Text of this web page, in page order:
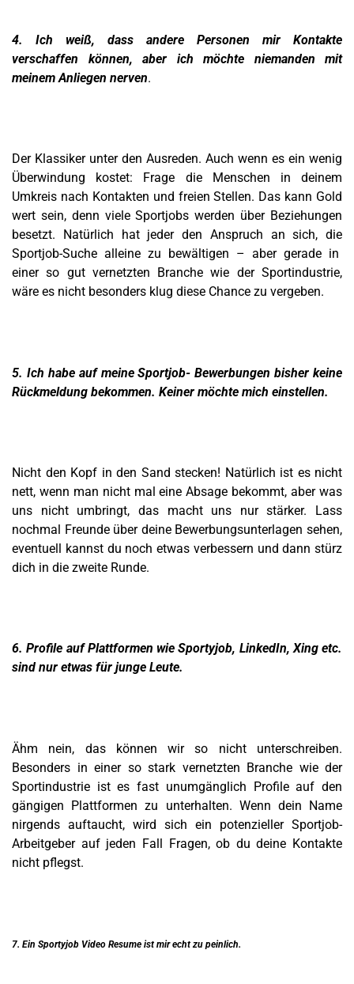
4. Ich weiß, dass andere Personen mir Kontakte
verschaffen können, aber ich möchte niemanden mit
meinem Anliegen nerven.
Der Klassiker unter den Ausreden. Auch wenn es ein wenig
Überwindung kostet: Frage die Menschen in deinem
Umkreis nach Kontakten und freien Stellen. Das kann Gold
wert sein, denn viele Sportjobs werden über Beziehungen
besetzt. Natürlich hat jeder den Anspruch an sich, die
Sportjob-Suche alleine zu bewältigen – aber gerade in
einer so gut vernetzten Branche wie der Sportindustrie,
wäre es nicht besonders klug diese Chance zu vergeben.
5. Ich habe auf meine Sportjob- Bewerbungen bisher keine
Rückmeldung bekommen. Keiner möchte mich einstellen.
Nicht den Kopf in den Sand stecken! Natürlich ist es nicht
nett, wenn man nicht mal eine Absage bekommt, aber was
uns nicht umbringt, das macht uns nur stärker. Lass
nochmal Freunde über deine Bewerbungsunterlagen sehen,
eventuell kannst du noch etwas verbessern und dann stürz
dich in die zweite Runde.
6. Profile auf Plattformen wie Sportyjob, LinkedIn, Xing etc.
sind nur etwas für junge Leute.
Ähm nein, das können wir so nicht unterschreiben.
Besonders in einer so stark vernetzten Branche wie der
Sportindustrie ist es fast unumgänglich Profile auf den
gängigen Plattformen zu unterhalten. Wenn dein Name
nirgends auftaucht, wird sich ein potenzieller Sportjob-
Arbeitgeber auf jeden Fall Fragen, ob du deine Kontakte
nicht pflegst.
7. Ein Sportyjob Video Resume ist mir echt zu peinlich.